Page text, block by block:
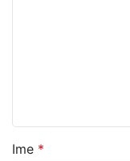
Ime *